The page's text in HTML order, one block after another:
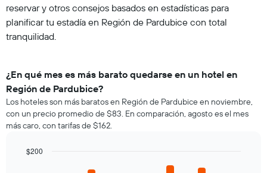
reservar y otros consejos basados en estadísticas para
planificar tu estadía en Región de Pardubice con total
tranquilidad.
¿En qué mes es más barato quedarse en un hotel en
Región de Pardubice?
Los hoteles son más baratos en Región de Pardubice en noviembre,
con un precio promedio de $83. En comparación, agosto es el mes
más caro, con tarifas de $162.
$200